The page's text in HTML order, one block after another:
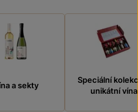
a sekty
Speciální
unikátní vína